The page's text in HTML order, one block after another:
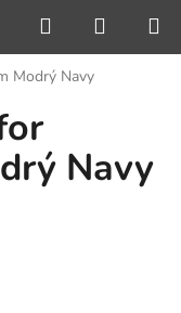
Hľadať
KOŠÍK
Modrý Navy
Navy